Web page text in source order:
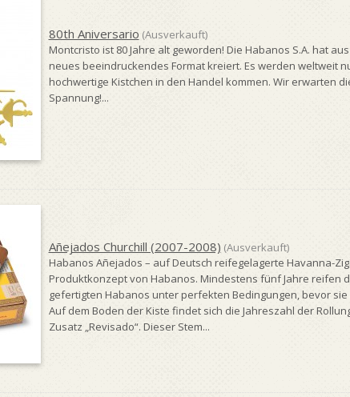
80th Aniversario (Ausverkauft)
Montcristo ist 80 Jahre alt geworden! Die Habanos S.A. hat
neues beeindruckendes Format kreiert. Es werden weltweit
hochwertige Kistchen in den Handel kommen. Wir erwarten
Spannung!...
Añejados Churchill (2007-2008) (Ausverkauft)
Habanos Añejados – auf Deutsch reifegelagerte Havanna-
Produktkonzept von Habanos. Mindestens fünf Jahre reifen
gefertigten Habanos unter perfekten Bedingungen, bevor
Auf dem Boden der Kiste findet sich die Jahreszahl der
Zusatz „Revisado“. Dieser Stem...